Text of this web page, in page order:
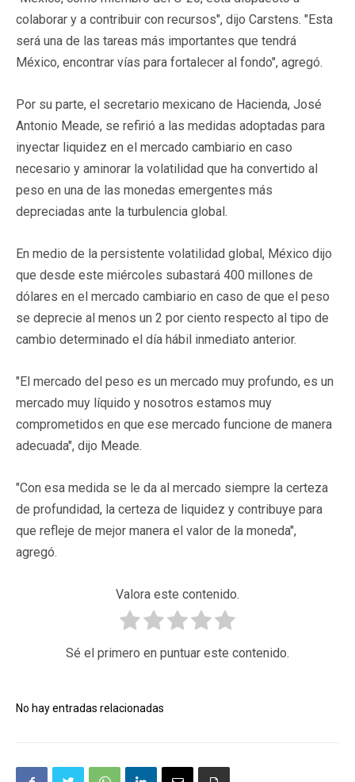
colaborar y a contribuir con recursos", dijo Carstens. "Esta
será una de las tareas más importantes que tendrá
México, encontrar vías para fortalecer al fondo", agregó.
Por su parte, el secretario mexicano de Hacienda, José
Antonio Meade, se refirió a las medidas adoptadas para
inyectar liquidez en el mercado cambiario en caso
necesario y aminorar la volatilidad que ha convertido al
peso en una de las monedas emergentes más
depreciadas ante la turbulencia global.
En medio de la persistente volatilidad global, México dijo
que desde este miércoles subastará 400 millones de
dólares en el mercado cambiario en caso de que el peso
se deprecie al menos un 2 por ciento respecto al tipo de
cambio determinado el día hábil inmediato anterior.
"El mercado del peso es un mercado muy profundo, es un
mercado muy líquido y nosotros estamos muy
comprometidos en que ese mercado funcione de manera
adecuada", dijo Meade.
"Con esa medida se le da al mercado siempre la certeza
de profundidad, la certeza de liquidez y contribuye para
que refleje de mejor manera el valor de la moneda",
agregó.
Valora este contenido.
Sé el primero en puntuar este contenido.
No hay entradas relacionadas